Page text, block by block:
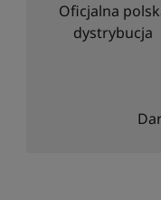
Oficjalna
dystrybucja